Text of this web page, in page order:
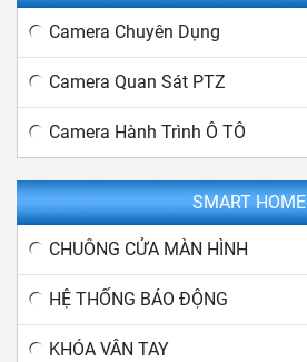
Camera Chuyên Dụng
Camera Quan Sát PTZ
Camera Hành Trình Ô TÔ
SMART HOME
CHUÔNG CỬA MÀN HÌNH
HỆ THỐNG BÁO ĐỘNG
KHÓA VÂN TAY